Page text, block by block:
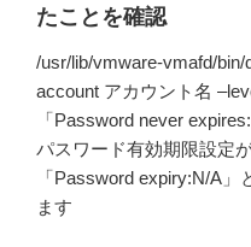
たことを確認
/usr/lib/vmware-vmafd/
account アカウント名
「Password never
パスワード有効期限設定
「Password expiry:N/A
ます